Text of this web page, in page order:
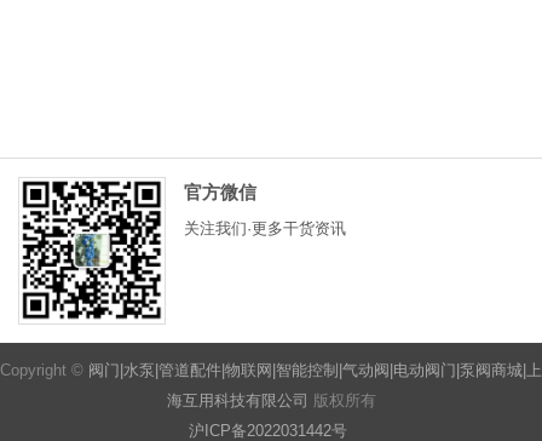
官方微信
关注我们·更多干货资讯
Copyright © 阀门|水泵|管道配件|物联网|智能控制|气动阀|电动阀门|泵阀商城|上
海互用科技有限公司 版权所有
沪ICP备2022031442号